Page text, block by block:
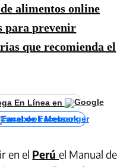
alimentos online
para prevenir
que recomienda el
En Línea en
Canal de Facebook
en el Perúel Manual de